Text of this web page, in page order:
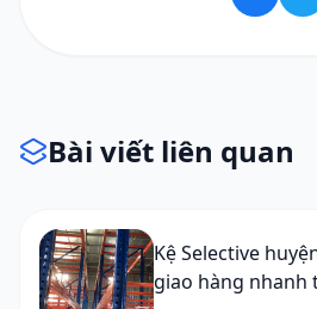
Bài viết liên quan
Kệ Selective
giao hàng nhanh